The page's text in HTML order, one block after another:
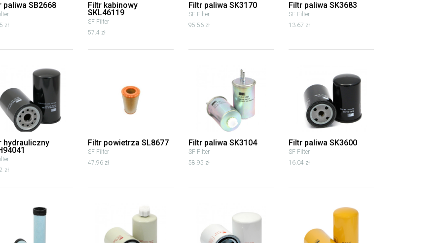
paliwa SB2668
zł
Filtr kabinowy
SKL46119
SF Filter
57.4 zł
Filtr paliwa SK3170
SF Filter
95.56 zł
Filtr paliwa SK3683
SF Filter
13.67 zł
hydrauliczny
zł
Filtr powietrza SL8677
SF Filter
47.96 zł
Filtr paliwa SK3104
SF Filter
58.95 zł
Filtr paliwa SK3600
SF Filter
16.04 zł